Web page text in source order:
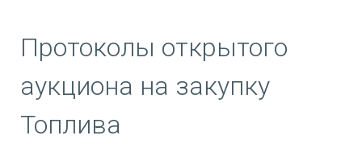
Протоколы открытого
аукциона на закупку
Топлива